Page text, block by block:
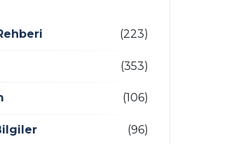
(223)
(353)
(106)
(96)